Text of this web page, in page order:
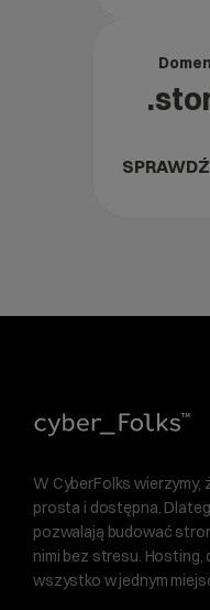
SPRAWDŹ
W CyberFolks
prosta i dostępna.
pozwalają budować
nimi bez stresu.
wszystko w jednym